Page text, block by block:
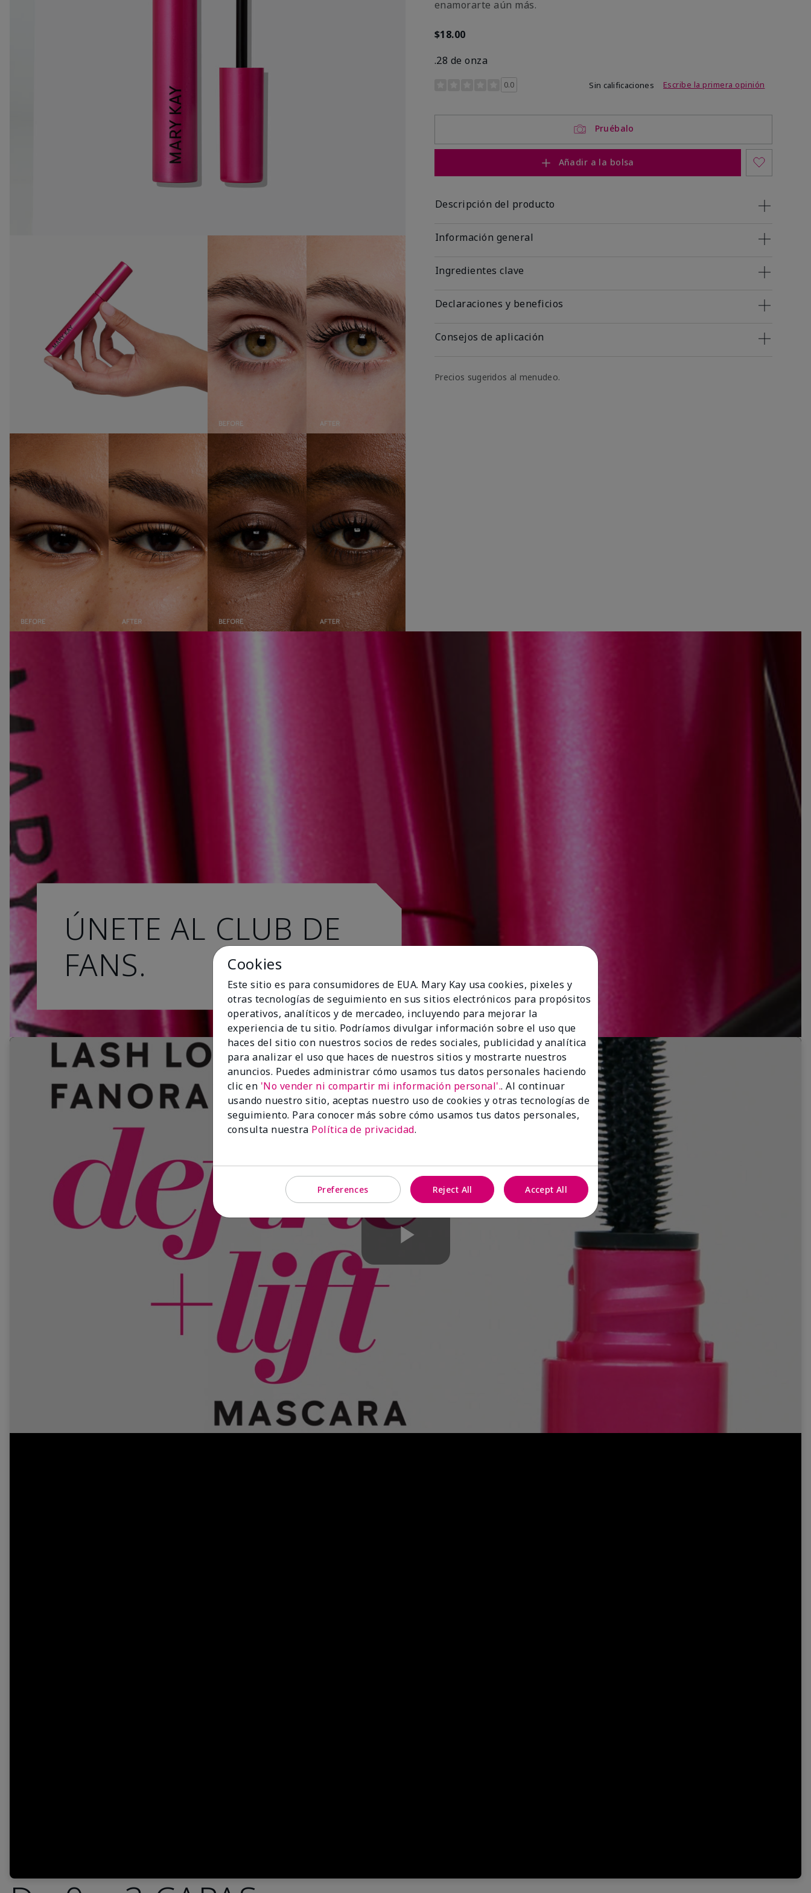
enamorarte aún más.
$18.00
.28 de onza
Calificación de clientes de 3,4 de 5
0.0 Sin calificaciones Escribe la primera opinión
Pruébalo
Añadir a la bolsa
Descripción del producto
Información general
Ingredientes clave
Declaraciones y beneficios
Consejos de aplicación
Precios sugeridos al menudeo.
ÚNETE AL CLUB DE
FANS.
Play
Cookies
Este sitio es para consumidores de EUA. Mary Kay usa cookies, pixeles y
otras tecnologías de seguimiento en sus sitios electrónicos para propósitos
operativos, analíticos y de mercadeo, incluyendo para mejorar la
experiencia de tu sitio. Podríamos divulgar información sobre el uso que
haces del sitio con nuestros socios de redes sociales, publicidad y analítica
para analizar el uso que haces de nuestros sitios y mostrarte nuestros
anuncios. Puedes administrar cómo usamos tus datos personales haciendo
clic en 'No vender ni compartir mi información personal'.. Al continuar
usando nuestro sitio, aceptas nuestro uso de cookies y otras tecnologías de
seguimiento. Para conocer más sobre cómo usamos tus datos personales,
consulta nuestra Política de privacidad.
Preferences Reject All Accept All